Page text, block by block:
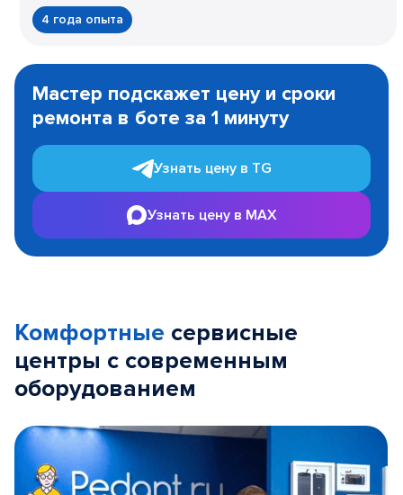
4 года опыта
1
Мастер подскажет цену и сроки
ремонта в боте за 1 минуту
Узнать цену в TG
Узнать цену в MAX
Комфортные сервисные
центры с современным
оборудованием